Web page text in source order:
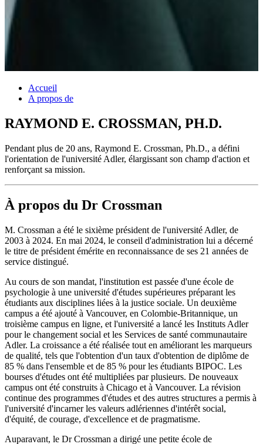
Accueil
A propos de
RAYMOND E. CROSSMAN, PH.D.
Pendant plus de 20 ans, Raymond E. Crossman, Ph.D., a défini
l'orientation de l'université Adler, élargissant son champ d'action et
renforçant sa mission.
À propos du Dr Crossman
M. Crossman a été le sixième président de l'université Adler, de
2003 à 2024. En mai 2024, le conseil d'administration lui a décerné
le titre de président émérite en reconnaissance de ses 21 années de
service distingué.
Au cours de son mandat, l'institution est passée d'une école de
psychologie à une université d'études supérieures préparant les
étudiants aux disciplines liées à la justice sociale. Un deuxième
campus a été ajouté à Vancouver, en Colombie-Britannique, un
troisième campus en ligne, et l'université a lancé les Instituts Adler
pour le changement social et les Services de santé communautaire
Adler. La croissance a été réalisée tout en améliorant les marqueurs
de qualité, tels que l'obtention d'un taux d'obtention de diplôme de
85 % dans l'ensemble et de 85 % pour les étudiants BIPOC. Les
bourses d'études ont été multipliées par plusieurs. De nouveaux
campus ont été construits à Chicago et à Vancouver. La révision
continue des programmes d'études et des autres structures a permis à
l'université d'incarner les valeurs adlériennes d'intérêt social,
d'équité, de courage, d'excellence et de pragmatisme.
Auparavant, le Dr Crossman a dirigé une petite école de